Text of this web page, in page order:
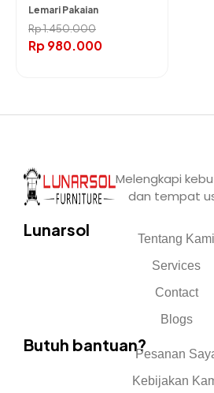
Lemari Pakaian
Rp1.450.000
Rp980.000
Melengkapi
dan tempat
Lunarsol
Tentang Kami
Services
Contact
Blogs
Butuh bantuan?Pesanan
Kebijakan